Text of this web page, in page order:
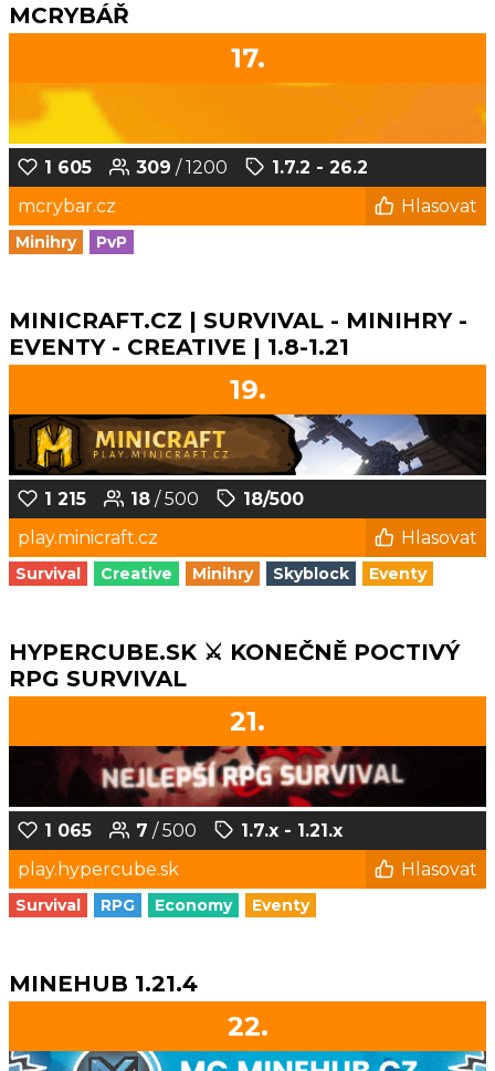
MCRYBÁŘ
17.
1 605 309 / 1200
1.7.2 - 26.2
mcrybar.cz
Hlasovat
Minihry PvP
MINICRAFT.CZ | SURVIVAL - MINIHRY -
EVENTY - CREATIVE | 1.8-1.21
19.
1 215 18 / 500
18/500
play.minicraft.cz
Hlasovat
Survival Creative Minihry Skyblock Eventy
HYPERCUBE.SK ⚔️ KONEČNĚ POCTIVÝ
RPG SURVIVAL
21.
1 065 7 / 500
1.7.x - 1.21.x
play.hypercube.sk
Hlasovat
Survival RPG Economy Eventy
MINEHUB 1.21.4
22.